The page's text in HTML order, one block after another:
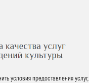
условия предоставления услуг,